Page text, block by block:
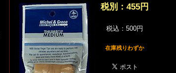
税別： 455円
税込：500円
在庫残りわずか